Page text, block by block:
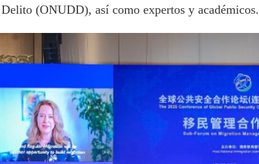
(ONUDD), así como expertos y académicos.